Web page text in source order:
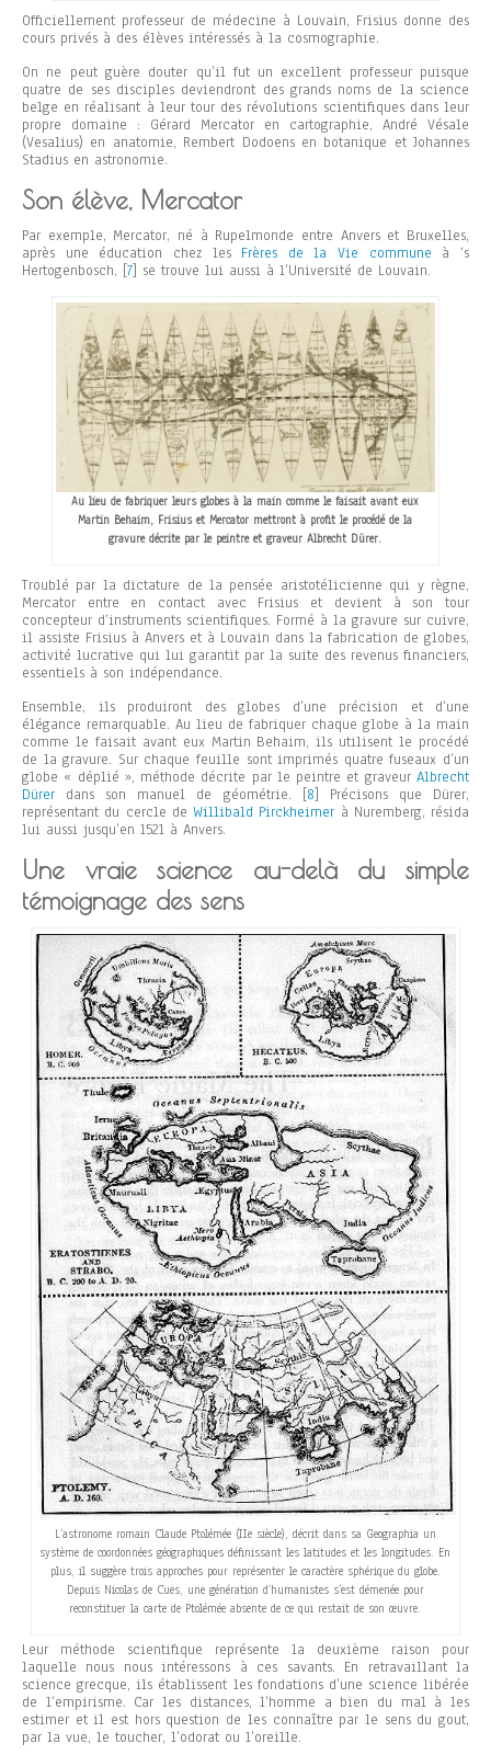
Officiellement professeur de médecine à Louvain, Frisius donne des
cours privés à des élèves intéressés à la cosmographie.
On ne peut guère douter qu’il fut un excellent professeur puisque
quatre de ses disciples deviendront des grands noms de la science
belge en réalisant à leur tour des révolutions scientifiques dans leur
propre domaine : Gérard Mercator en cartographie, André Vésale
(Vesalius) en anatomie, Rembert Dodoens en botanique et Johannes
Stadius en astronomie.
Son élève, Mercator
Par exemple, Mercator, né à Rupelmonde entre Anvers et Bruxelles,
après une éducation chez les Frères de la Vie commune à ‘s
Hertogenbosch, [7] se trouve lui aussi à l’Université de Louvain.
Au lieu de fabriquer leurs globes à la main comme le faisait avant eux
Martin Behaim, Frisius et Mercator mettront à profit le procédé de la
gravure décrite par le peintre et graveur Albrecht Dürer.
Troublé par la dictature de la pensée aristotélicienne qui y règne,
Mercator entre en contact avec Frisius et devient à son tour
concepteur d’instruments scientifiques. Formé à la gravure sur cuivre,
il assiste Frisius à Anvers et à Louvain dans la fabrication de globes,
activité lucrative qui lui garantit par la suite des revenus financiers,
essentiels à son indépendance.
Ensemble, ils produiront des globes d’une précision et d’une
élégance remarquable. Au lieu de fabriquer chaque globe à la main
comme le faisait avant eux Martin Behaim, ils utilisent le procédé
de la gravure. Sur chaque feuille sont imprimés quatre fuseaux d’un
globe « déplié », méthode décrite par le peintre et graveur Albrecht
Dürer dans son manuel de géométrie. 8
Précisons que Dürer,
représentant du cercle de Willibald Pirckheimer à Nuremberg, résida
lui aussi jusqu’en 1521 à Anvers.
Une vraie science au-delà du simple
témoignage des sens
L’astronome romain Claude Ptolémée (IIe siècle), décrit dans sa Geographia un
système de coordonnées géographiques définissant les latitudes et les longitudes. En
plus, il suggère trois approches pour représenter le caractère sphérique du globe.
Depuis Nicolas de Cues, une génération d’humanistes s’est démenée pour
reconstituer la carte de Ptolémée absente de ce qui restait de son œuvre.
Leur méthode scientifique représente la deuxième raison pour
laquelle nous nous intéressons à ces savants. En retravaillant la
science grecque, ils établissent les fondations d’une science libérée
de l’empirisme. Car les distances, l’homme a bien du mal à les
estimer et il est hors question de les connaître par le sens du gout,
par la vue, le toucher, l’odorat ou l’oreille.